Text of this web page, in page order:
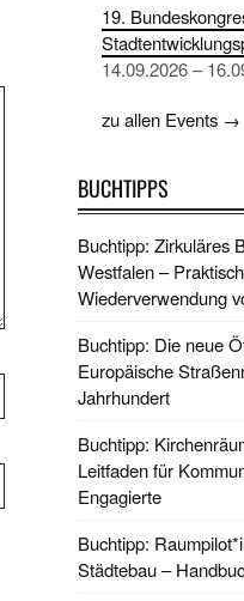
19.
14.09.2026 –
zu allen Events →
BUCHTIPPS
Buchtipp: Zirkuläres
Westfalen –
Wiederverwendung
Buchtipp: Die neue
Europäische
Jahrhundert
Buchtipp:
Leitfaden für
Engagierte
Buchtipp:
Städtebau –